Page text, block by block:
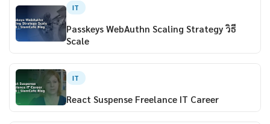
IT
Passkeys WebAuthn Scaling Strategy วิธี
Scale
IT
React Suspense Freelance IT Career